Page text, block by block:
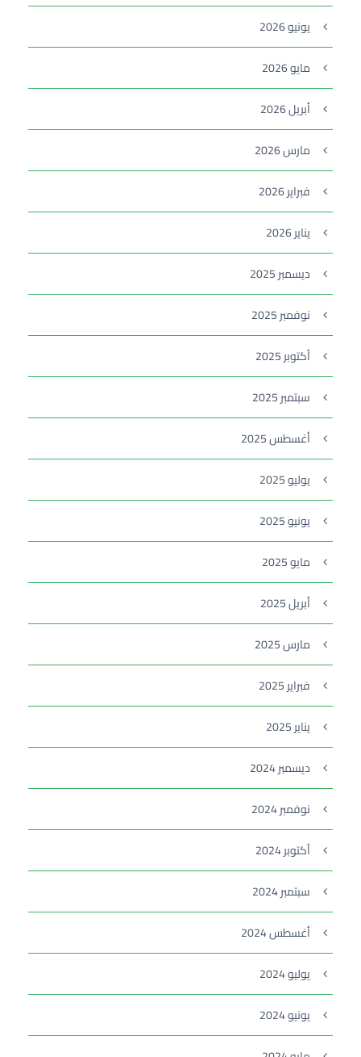
يونيو 2026
مايو 2026
أبريل 2026
مارس 2026
فبراير 2026
يناير 2026
ديسمبر 2025
نوفمبر 2025
أكتوبر 2025
سبتمبر 2025
أغسطس 2025
يوليو 2025
يونيو 2025
مايو 2025
أبريل 2025
مارس 2025
فبراير 2025
يناير 2025
ديسمبر 2024
نوفمبر 2024
أكتوبر 2024
سبتمبر 2024
أغسطس 2024
يوليو 2024
يونيو 2024